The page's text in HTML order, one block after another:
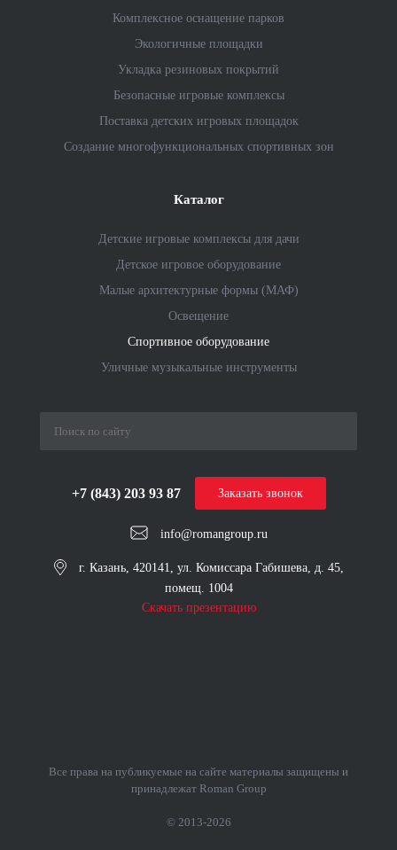
Комплексное оснащение парков
Экологичные площадки
Укладка резиновых покрытий
Безопасные игровые комплексы
Поставка детских игровых площадок
Создание многофункциональных спортивных зон
Каталог
Детские игровые комплексы для дачи
Детское игровое оборудование
Малые архитектурные формы (МАФ)
Освещение
Спортивное оборудование
Уличные музыкальные инструменты
info@romangroup.ru
+7 (843) 203 93 87
г. Казань, 420141, ул. Комиссара Габишева, д. 45,
помещ. 1004
Скачать презентацию
Заказать звонок
Все права на публикуемые на сайте материалы защищены и
принадлежат Roman Group
© 2013-2026